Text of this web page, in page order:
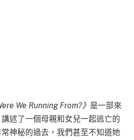
We Running From?》 是一部來
述了一個母親和女兒一起逃亡的
神秘的過去，我們甚至不知道她